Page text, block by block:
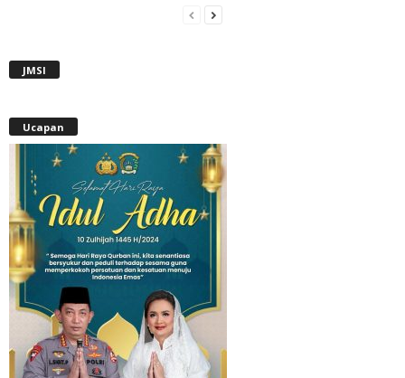
JMSI
Ucapan